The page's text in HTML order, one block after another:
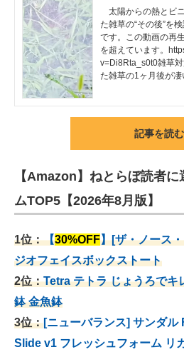
太陽からの熱とビ
た雑草の“その後”を
です。この動画の再
を超えています。
v=Di8Rta_s0t0雑草
た雑草の1ヶ月後が
記事を読む
【Amazon】ねとらぼ読者
ムTOP5【2026年8月版】
1位：【30%OFF】[ザ・ノース
ジオフェイスボックストート
2位：Tetra テトラ じょうろでキ
鉢 金魚鉢
3位：[ニューバランス] サンダ
Slide v1 フレッシュフォーム リ